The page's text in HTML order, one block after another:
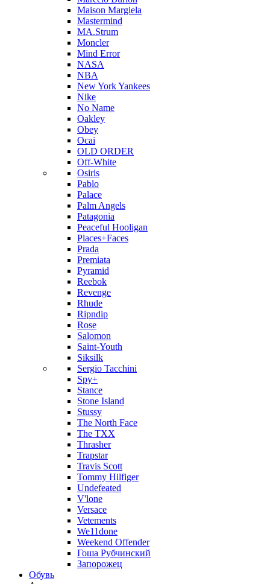
Maison Margiela
Mastermind
MA.Strum
Moncler
Mind Error
NASA
NBA
New York Yankees
Nike
No Name
Oakley
Obey
Ocai
OLD ORDER
Off-White
Osiris
Pablo
Palace
Palm Angels
Patagonia
Peaceful Hooligan
Places+Faces
Prada
Premiata
Pyramid
Reebok
Revenge
Rhude
Ripndip
Rose
Salomon
Saint-Youth
Siksilk
Sergio Tacchini
Spy+
Stance
Stone Island
Stussy
The North Face
The TXX
Thrasher
Trapstar
Travis Scott
Tommy Hilfiger
Undefeated
V'lone
Versace
Vetements
We11done
Weekend Offender
Гоша Рубчинский
Запорожец
Обувь